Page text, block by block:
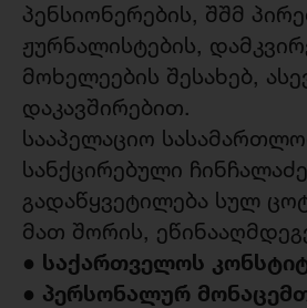
პენსიონერების, შშმ
ჟურნალისტების,
მოხელეების შესახებ,
დაკავშირებით.
სააპელაციო
სანქცირებული
გადაწყვეტილება სულ
მათ შორის,
● საქართველოს
● პერსონალურ